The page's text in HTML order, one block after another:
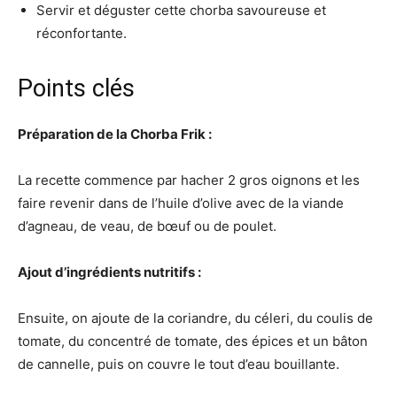
Servir et déguster cette chorba savoureuse et
réconfortante.
Points clés
Préparation de la Chorba Frik :
La recette commence par hacher 2 gros oignons et les
faire revenir dans de l’huile d’olive avec de la viande
d’agneau, de veau, de bœuf ou de poulet.
Ajout d’ingrédients nutritifs :
Ensuite, on ajoute de la coriandre, du céleri, du coulis de
tomate, du concentré de tomate, des épices et un bâton
de cannelle, puis on couvre le tout d’eau bouillante.